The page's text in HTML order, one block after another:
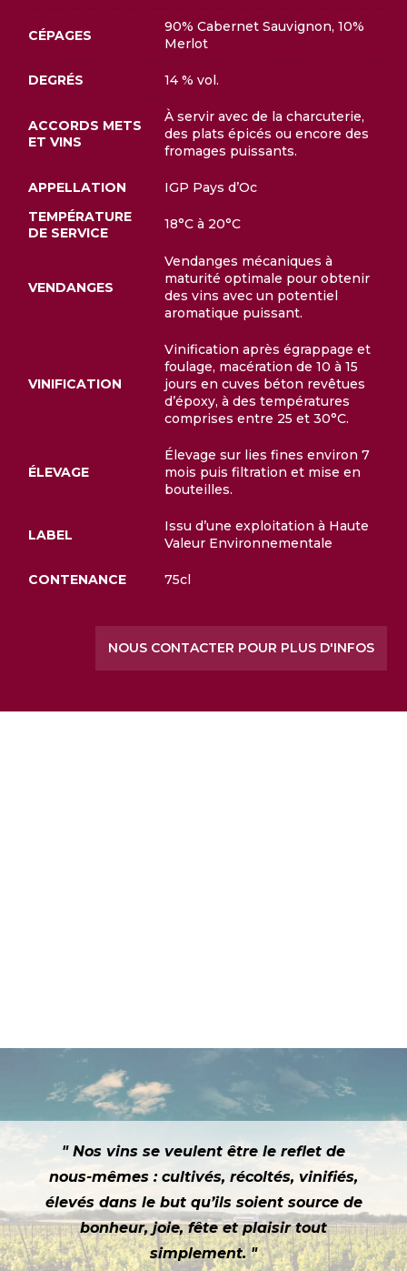
CÉPAGES
90% Cabernet Sauvignon, 10%
Merlot
DEGRÉS 14 % vol.
ACCORDS METS
ET VINS
À servir avec de la charcuterie,
des plats épicés ou encore des
fromages puissants.
APPELLATION
IGP Pays d’Oc
TEMPÉRATURE
DE SERVICE
18°C à 20°C
VENDANGES
Vendanges mécaniques à
maturité optimale pour obtenir
des vins avec un potentiel
aromatique puissant.
VINIFICATION
Vinification après égrappage et
foulage, macération de 10 à 15
jours en cuves béton revêtues
d’époxy, à des températures
comprises entre 25 et 30°C.
ÉLEVAGE
Élevage sur lies fines environ 7
mois puis filtration et mise en
bouteilles.
LABEL
Issu d’une exploitation à Haute
Valeur Environnementale
CONTENANCE 75cl
NOUS CONTACTER POUR PLUS D'INFOS
" Nos vins se veulent être le reflet de
nous-mêmes : cultivés, récoltés, vinifiés,
élevés dans le but qu’ils soient source de
bonheur, joie, fête et plaisir tout
simplement. "